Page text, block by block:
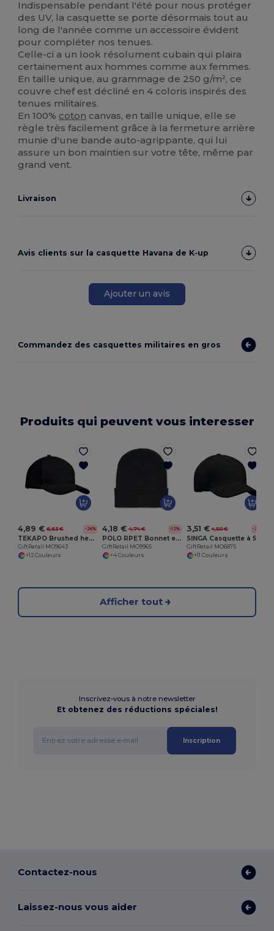
Indispensable pendant l'été pour nous protéger
des UV, la casquette se porte désormais tout au
long de l'année comme un accessoire évident
pour compléter nos tenues.
Celle-ci a un look résolument cubain qui plaira
certainement aux hommes comme aux femmes.
En taille unique, au grammage de 250 g/m², ce
couvre chef est décliné en 4 coloris inspirés des
tenues militaires.
En 100% coton canvas, en taille unique, elle se
règle très facilement grâce à la fermeture arrière
munie d'une bande auto-agrippante, qui lui
assure un bon maintien sur votre tête, même par
grand vent.
Livraison
Avis clients sur la casquette Havana de K‑up
Ajouter un avis
Commandez des casquettes militaires en gros
Produits qui peuvent vous interesser
4,89 € 6,63 € -26%
TEKAPO Brushed heavy cotton 6 panel Ba
GiftRetail MO9643
+12 Couleurs
4,18 € 4,74 € -12%
POLO RPET Bonnet en RPET avec revers
GiftRetail MO9965
+4 Couleurs
3,51 € 4,50 € -22%
GiftRetail MO6875
+11 Couleurs
Afficher tout
Inscrivez-vous à notre newsletter
Et obtenez des réductions spéciales!
Inscription
Contactez-nous
Laissez-nous vous aider